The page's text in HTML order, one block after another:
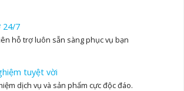
24/7
hỗ trợ luôn sẵn sàng phục vụ bạn
tuyệt vời
dịch vụ và sản phẩm cực độc đáo.